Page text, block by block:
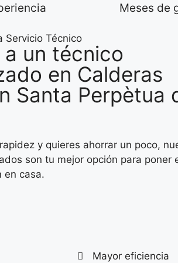
Meses de
Servicio Técnico
un técnico
en Calderas
Santa Perpètua
y quieres ahorrar un poco,
son tu mejor opción para poner
en casa.
Mayor eficiencia